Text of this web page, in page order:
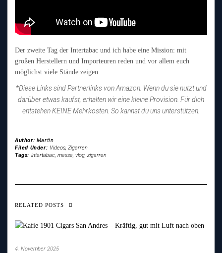
Der zweite Tag der Intertabac und ich habe eine Mission: mit
großen Herstellern und Importeuren reden und vor allem euch
möglichst viele Stände zeigen.
*Diese Links sind Partnerlinks von Amazon. Wenn du sie nutzt und
darüber etwas kaufst, erhalten wir eine kleine Provision. Für dich
entstehen KEINE Mehrkosten. So kannst du uns unterstützen.
Author: Martin
Filed Under: Videos, Zigarren
Tags: intertabac, messe, vlog, zigarren
RELATED POSTS
4. November 2025